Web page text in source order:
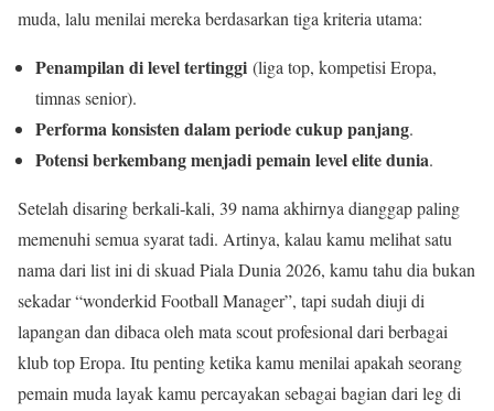
muda, lalu menilai mereka berdasarkan tiga kriteria utama:
Penampilan di level tertinggi (liga top, kompetisi Eropa,
timnas senior).
Performa konsisten dalam periode cukup panjang.
Potensi berkembang menjadi pemain level elite dunia.
Setelah disaring berkali‑kali, 39 nama akhirnya dianggap paling
memenuhi semua syarat tadi. Artinya, kalau kamu melihat satu
nama dari list ini di skuad Piala Dunia 2026, kamu tahu dia bukan
sekadar “wonderkid Football Manager”, tapi sudah diuji di
lapangan dan dibaca oleh mata scout profesional dari berbagai
klub top Eropa. Itu penting ketika kamu menilai apakah seorang
pemain muda layak kamu percayakan sebagai bagian dari leg di